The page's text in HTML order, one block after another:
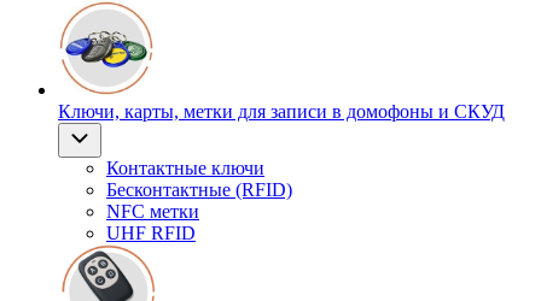
Ключи, карты, метки для записи в домофоны и СКУД
Контактные ключи
Бесконтактные (RFID)
NFC метки
UHF RFID